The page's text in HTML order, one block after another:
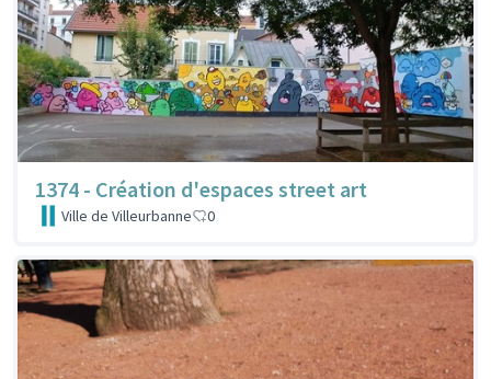
1374 - Création d'espaces street art
Ville de Villeurbanne 0